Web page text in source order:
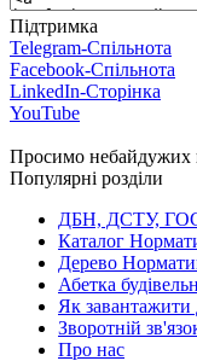
Підтримка
Telegram-Спільнота
Facebook-Спільнота
LinkedIn-Сторінка
YouTube
Просимо небайдужих
Популярні розділи
ДБН, ДСТУ,
Каталог
Дерево
Абетка
Як
Зворотній
Про нас